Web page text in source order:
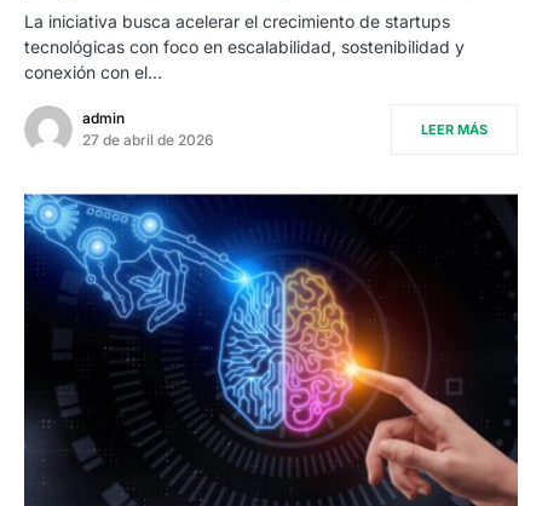
La iniciativa busca acelerar el crecimiento de startups
tecnológicas con foco en escalabilidad, sostenibilidad y
conexión con el…
admin
27 de abril de 2026
LEER MÁS